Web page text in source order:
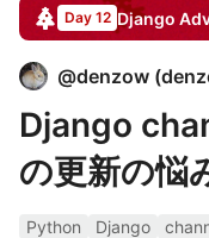
Day 12 Django
@denzow (
Django
の更新の悩
Python Django